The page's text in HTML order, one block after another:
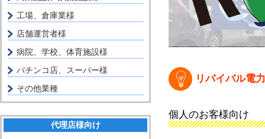
工場、倉庫業様
店舗運営者様
病院、学校、体育施設様
パチンコ店、スーパー様
その他業種
代理店様向け
リバイバル電
個人のお客様向け